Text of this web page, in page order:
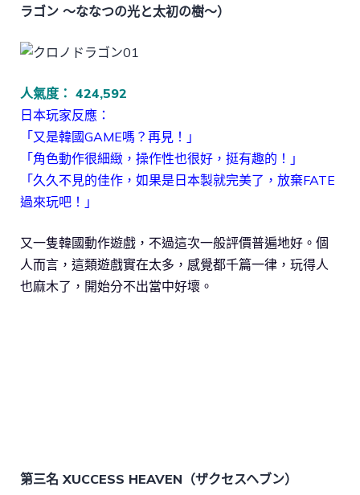
ラゴン ～ななつの光と太初の樹～）
人氣度： 424,592
日本玩家反應：
「又是韓國GAME嗎？再見！」
「角色動作很細緻，操作性也很好，挺有趣的！」
「久久不見的佳作，如果是日本製就完美了，放棄FATE
過來玩吧！」
又一隻韓國動作遊戲，不過這次一般評價普遍地好。個
人而言，這類遊戲實在太多，感覺都千篇一律，玩得人
也麻木了，開始分不出當中好壞。
第三名 XUCCESS HEAVEN（ザクセスヘブン）